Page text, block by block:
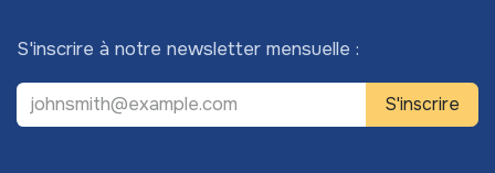
S'inscrire à notre newsletter mensuelle :
S'inscrire